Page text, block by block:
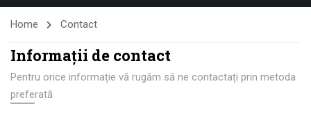
Home Contact
Informații de contact
Pentru orice informație vă rugăm să ne contactați prin metoda
preferată